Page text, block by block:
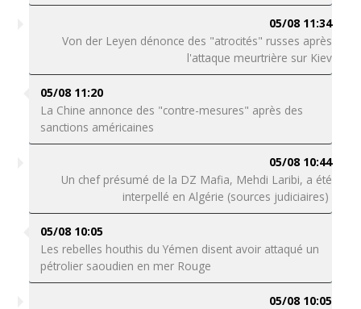
05/08 11:34
Von der Leyen dénonce des "atrocités" russes après
l'attaque meurtrière sur Kiev
05/08 11:20
La Chine annonce des "contre-mesures" après des
sanctions américaines
05/08 10:44
Un chef présumé de la DZ Mafia, Mehdi Laribi, a été
interpellé en Algérie (sources judiciaires)
05/08 10:05
Les rebelles houthis du Yémen disent avoir attaqué un
pétrolier saoudien en mer Rouge
05/08 10:05